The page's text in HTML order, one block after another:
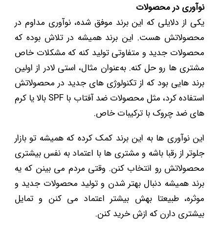
نوآوری در محصولات
یکی از دلایلی که این برند موفق شده، نوآوری مداوم در
محصولاتش هست. این برند همیشه در تلاش بوده که
محصولات جدید و متفاوتی تولید کنه که مشکلات خاص
مشتری‌ ها رو حل کنه. به‌عنوان مثال، استی لادر از اولین
برند هایی بود که از تکنولوژی ‌های جدید در محصولاتش
استفاده کرد، مثل محصولات ضد آفتاب با SPF بالا یا کرم
‌های ضد چروک با ترکیبات خاص.
این نوآوری ‌ها به این برند کمک کرده که همیشه تو بازار
جلوتر از رقبا باشه و مشتری ‌ها با اعتماد به نفس بیشتری
محصولاتش رو انتخاب کنن. وقتی مردم می بینن که یه
برند همیشه دنبال بهتر شدن و تولید محصولات جدید و
موثره، طبیعتا بهش بیشتر اعتماد می کنن و تمایل
بیشتری دارن که ازش خرید کنن.